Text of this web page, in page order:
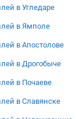
в Угледаре
в Ямполе
в Апостолове
в Дрогобыче
в Почаеве
в Славянске